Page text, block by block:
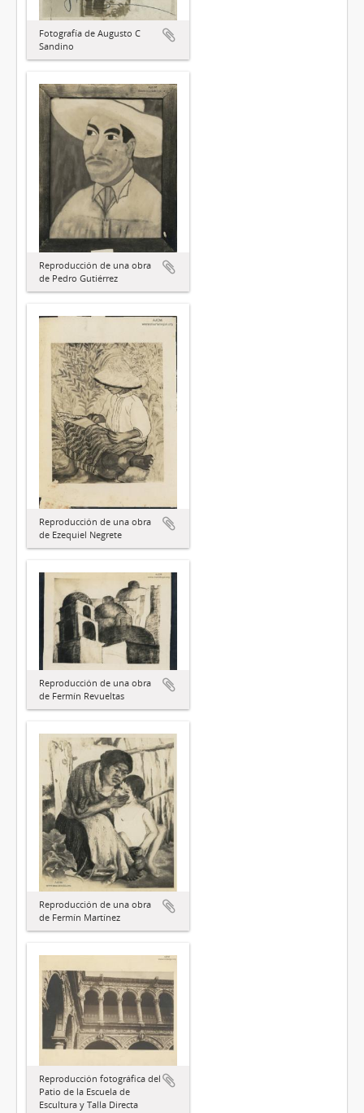
Fotografía de Augusto C
Sandino
Reproducción de una obra
de Pedro Gutiérrez
Reproducción de una obra
de Ezequiel Negrete
Reproducción de una obra
de Fermín Revueltas
Reproducción de una obra
de Fermín Martínez
Reproducción fotográfica del
Patio de la Escuela de
Escultura y Talla Directa